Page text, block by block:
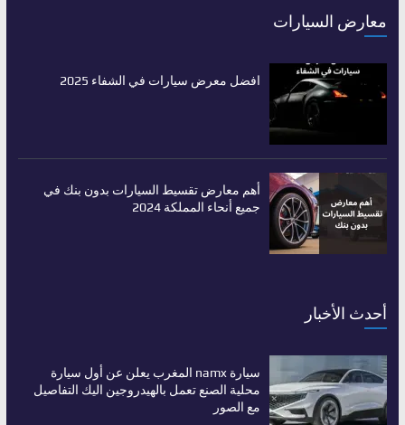
معارض السيارات
افضل معرض سيارات في الشفاء 2025
أهم معارض تقسيط السيارات بدون بنك في
جميع أنحاء المملكة 2024
أحدث الأخبار
سيارة namx المغرب يعلن عن أول سيارة
محلية الصنع تعمل بالهيدروجين اليك التفاصيل
مع الصور